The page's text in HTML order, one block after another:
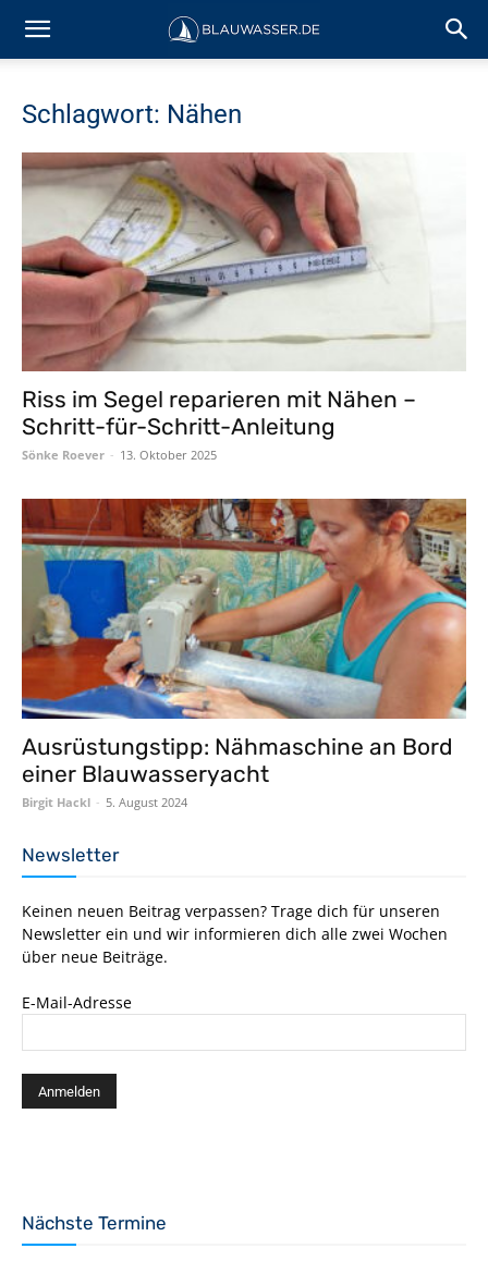
Schlagwort: Nähen
Riss im Segel reparieren mit Nähen –
Schritt-für-Schritt-Anleitung
Sönke Roever - 13. Oktober 2025
Ausrüstungstipp: Nähmaschine an Bord
einer Blauwasseryacht
Birgit Hackl - 5. August 2024
Newsletter
Keinen neuen Beitrag verpassen? Trage dich für unseren
Newsletter ein und wir informieren dich alle zwei Wochen
über neue Beiträge.
E-Mail-Adresse
Nächste Termine